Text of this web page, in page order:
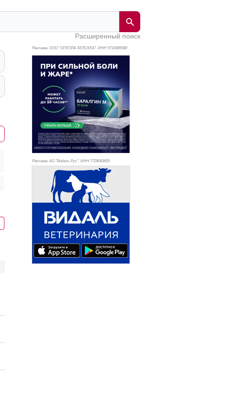
Расширенный поиск
Реклама. ООО "ОПЕЛЛА ХЕЛСКЕА", ИНН 9710085580
Реклама. АО "Видаль Рус", ИНН 7728043605